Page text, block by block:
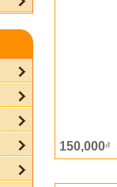
150,000đ